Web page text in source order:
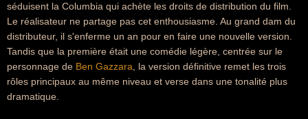
séduisent la Columbia qui achète les droits de distribution du film.
Le réalisateur ne partage pas cet enthousiasme. Au grand dam du
distributeur, il s'enferme un an pour en faire une nouvelle version.
Tandis que la première était une comédie légère, centrée sur le
personnage de Ben Gazzara , la version définitive remet les trois
rôles principaux au même niveau et verse dans une tonalité plus
dramatique.